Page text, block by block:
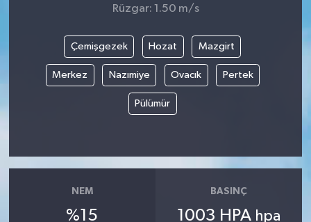
Rüzgar: 1.50 m/s
Çemişgezek Hozat Mazgirt
Merkez Nazımiye Ovacık Pertek
Pülümür
NEM
%15
BASINÇ
1003 HPA hpa